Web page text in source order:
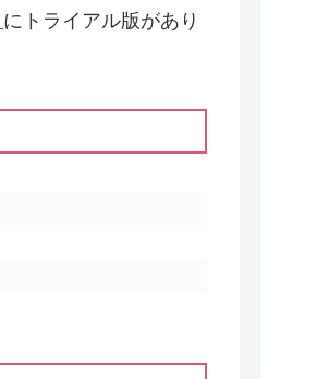
にトライアル版があり